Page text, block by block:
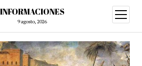
INFORMACIONES
9 agosto, 2026
abrir
menú